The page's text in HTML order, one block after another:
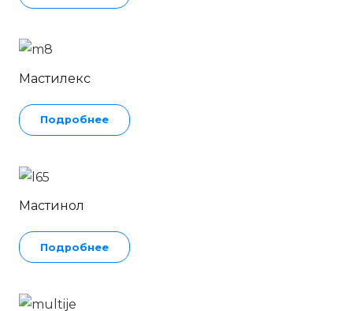
Мастилекс
Подробнее
Мастинол
Подробнее